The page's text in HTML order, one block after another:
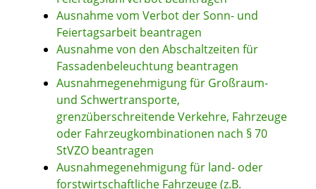
Ausnahme vom Verbot der Sonn- und
Feiertagsarbeit beantragen
Ausnahme von den Abschaltzeiten für
Fassadenbeleuchtung beantragen
Ausnahmegenehmigung für Großraum-
und Schwertransporte,
grenzüberschreitende Verkehre, Fahrzeuge
oder Fahrzeugkombinationen nach § 70
StVZO beantragen
Ausnahmegenehmigung für land- oder
forstwirtschaftliche Fahrzeuge (z.B.